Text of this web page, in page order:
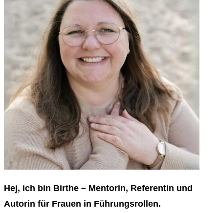
Hej, ich bin Birthe – Mentorin, Referentin und
Autorin für Frauen in Führungsrollen.